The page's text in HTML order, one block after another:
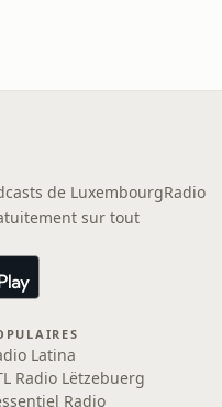
de LuxembourgRadio
sur tout
Latina
Radio Lëtzebuerg
Radio